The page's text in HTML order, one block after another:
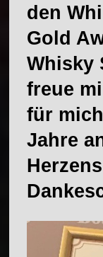
den
Gold
freue
für
Jahre